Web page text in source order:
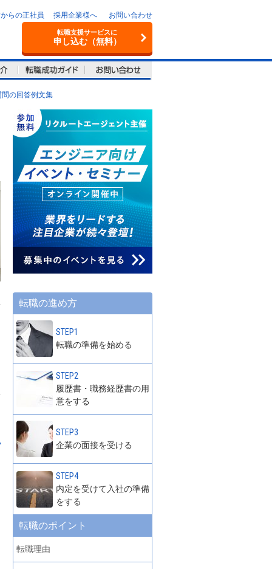
らの正社員 採用企業様へ お問い合わせ
転職支援サービスに
申し込む（無料）
の回答例文集
転職の進め方
STEP1
転職の準備を始める
STEP2
履歴書・職務経歴書の用
意をする
STEP3
企業の面接を受ける
STEP4
内定を受けて入社の準備
をする
転職のポイント
転職理由